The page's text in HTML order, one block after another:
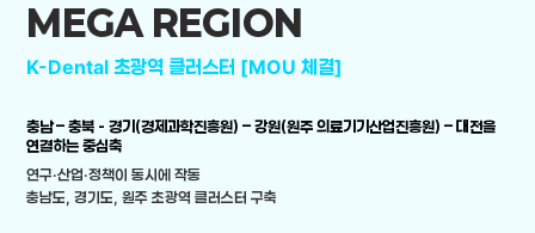
MEGA REGION
K-Dental 초광역 클러스터 [MOU 체결]
충남 – 충북 - 경기(경제과학진흥원) – 강원(원주 의료기기산업진흥원) – 대전을
연결하는 중심축
연구·산업·정책이 동시에 작동
충남도, 경기도, 원주 초광역 클러스터 구축